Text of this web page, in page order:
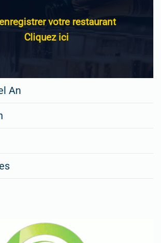
votre restaurant
Cliquez ici
An